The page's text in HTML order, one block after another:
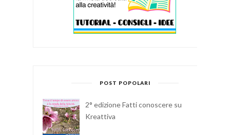
POST POPOLARI
2° edizione Fatti conoscere su
Kreattiva